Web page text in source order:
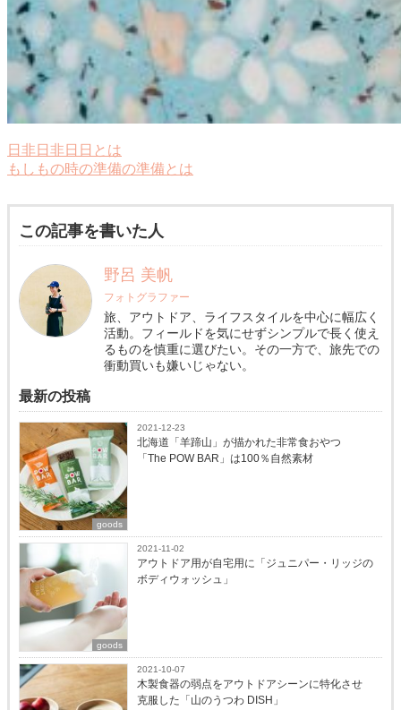
日非日非日日とは
もしもの時の準備の準備とは
この記事を書いた人
野呂 美帆
フォトグラファー
旅、アウトドア、ライフスタイルを中心に幅広く
活動。フィールドを気にせずシンプルで長く使え
るものを慎重に選びたい。その一方で、旅先での
衝動買いも嫌いじゃない。
最新の投稿
goods
2021-12-23
北海道「羊蹄山」が描かれた非常食おやつ
「The POW BAR」は100％自然素材
goods
2021-11-02
アウトドア用が自宅用に「ジュニパー・リッジの
ボディウォッシュ」
2021-10-07
木製食器の弱点をアウトドアシーンに特化させ
克服した「山のうつわ DISH」